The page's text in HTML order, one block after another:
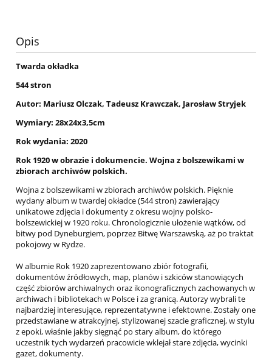
Opis
Twarda okładka
544 stron
Autor: Mariusz Olczak, Tadeusz Krawczak, Jarosław Stryjek
Wymiary: 28x24x3,5cm
Rok wydania: 2020
Rok 1920 w obrazie i dokumencie. Wojna z bolszewikami w
zbiorach archiwów polskich.
Wojna z bolszewikami w zbiorach archiwów polskich. Pięknie
wydany album w twardej okładce (544 stron) zawierający
unikatowe zdjęcia i dokumenty z okresu wojny polsko-
bolszewickiej w 1920 roku. Chronologicznie ułożenie wątków, od
bitwy pod Dyneburgiem, poprzez Bitwę Warszawską, aż po traktat
pokojowy w Rydze.
W albumie Rok 1920 zaprezentowano zbiór fotografii,
dokumentów źródłowych, map, planów i szkiców stanowiących
część zbiorów archiwalnych oraz ikonograficznych zachowanych w
archiwach i bibliotekach w Polsce i za granicą. Autorzy wybrali te
najbardziej interesujące, reprezentatywne i efektowne. Zostały one
przedstawiane w atrakcyjnej, stylizowanej szacie graficznej, w stylu
z epoki, właśnie jakby sięgnąć po stary album, do którego
uczestnik tych wydarzeń pracowicie wklejał stare zdjęcia, wycinki
gazet, dokumenty.